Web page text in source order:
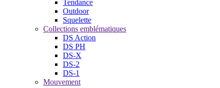
Tendance
Outdoor
Squelette
Collections emblématiques
DS Action
DS PH
DS-X
DS-2
DS-1
Mouvement